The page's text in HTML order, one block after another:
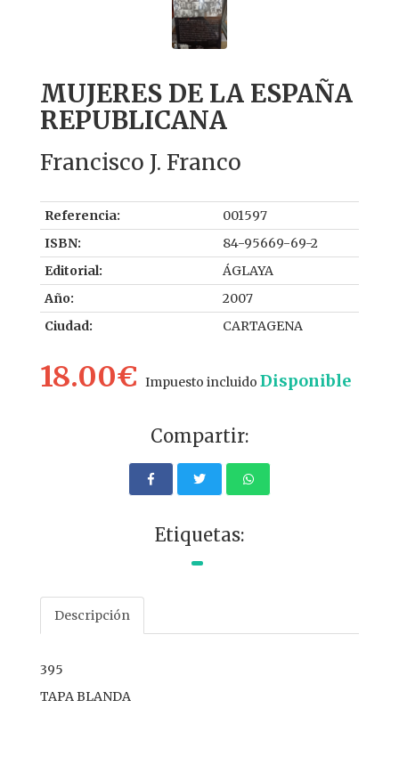
MUJERES DE LA ESPAÑA
REPUBLICANA
Francisco J. Franco
Referencia:
001597
ISBN:
84-95669-69-2
Editorial:
ÁGLAYA
Año:
2007
Ciudad:
CARTAGENA
18.00€ Impuesto incluido Disponible
Compartir:
Etiquetas:
Descripción
395
TAPA BLANDA